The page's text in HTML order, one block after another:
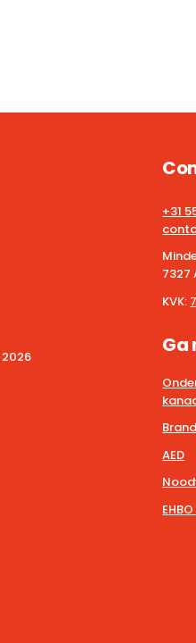
2026
+31
7327
KVK:
Ga
AED